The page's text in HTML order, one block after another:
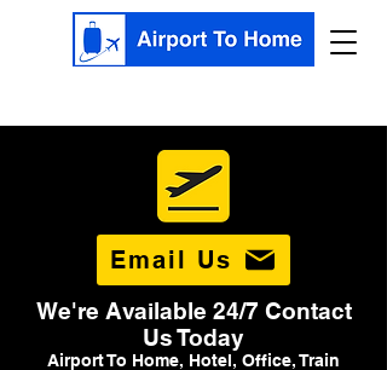
Email Us
We're Available 24/7 Contact
Us Today
Airport To Home, Hotel, Office, Train